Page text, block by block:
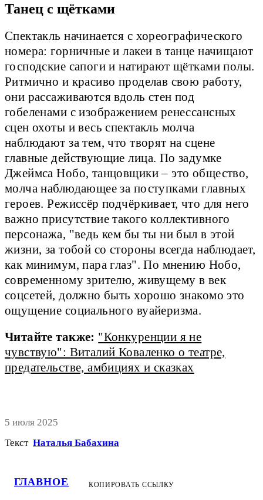
ГЛАВНОЕ
Танец с щётками
Спектакль начинается с хореографического
номера: горничные и лакеи в танце начищают
господские сапоги и натирают щётками полы.
Ритмично и красиво проделав свою работу,
они рассаживаются вдоль стен под
гобеленами с изображением ренессансных
сцен охоты и весь спектакль молча
наблюдают за тем, что творят на сцене
главные действующие лица. По задумке
Джеймса Нобо, танцовщики – это общество,
молча наблюдающее за поступками главных
героев. Режиссёр подчёркивает, что для него
важно присутствие такого коллективного
персонажа, "ведь кем бы ты ни был в этой
жизни, за тобой со стороны всегда наблюдает,
как минимум, пара глаз". По мнению Нобо,
современному зрителю, живущему в век
соцсетей, должно быть хорошо знакомо это
ощущение социального вуайеризма.
Читайте также: "Конкуренции я не
чувствую": Виталий Коваленко о театре,
предательстве, амбициях и сказках
5 июля 2025
Текст Наталья Бабахина
КОПИРОВАТЬ ССЫЛКУ